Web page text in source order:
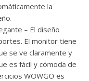
la
– El diseño
El monitor tiene
se ve claramente y
es fácil y cómoda de
WOWGO es